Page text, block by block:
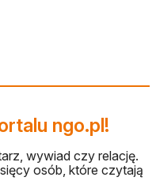
ngo.pl!
wywiad czy relację.
osób, które czytają